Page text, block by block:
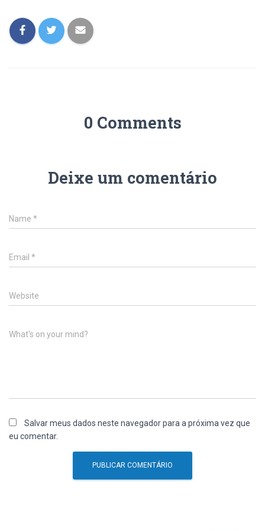
0 Comments
Deixe um comentário
Name *
Email *
Website
What's on your mind?
Salvar meus dados neste navegador para a próxima vez que
eu comentar.